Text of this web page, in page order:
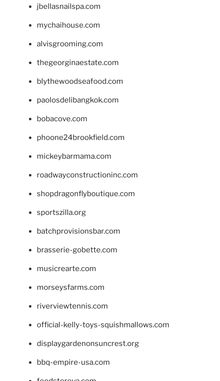
jbellasnailspa.com
mychaihouse.com
alvisgrooming.com
thegeorginaestate.com
blythewoodseafood.com
paolosdelibangkok.com
bobacove.com
phoone24brookfield.com
mickeybarmama.com
roadwayconstructioninc.com
shopdragonflyboutique.com
sportszilla.org
batchprovisionsbar.com
brasserie-gobette.com
musicrearte.com
morseysfarms.com
riverviewtennis.com
official-kelly-toys-squishmallows.com
displaygardenonsuncrest.org
bbq-empire-usa.com